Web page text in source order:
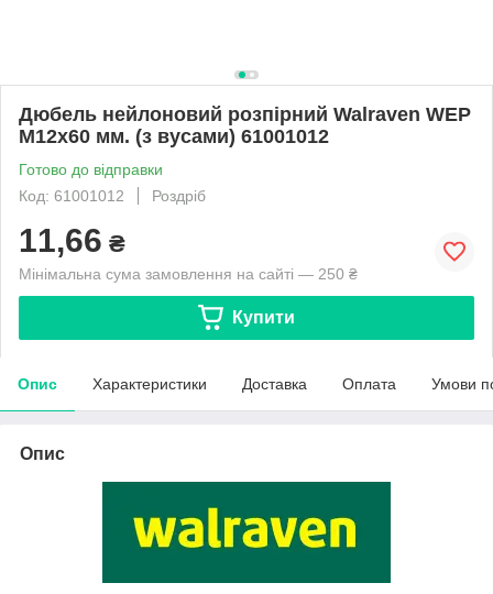
Дюбель нейлоновий розпірний Walraven WEP
M12x60 мм. (з вусами) 61001012
Готово до відправки
Код: 61001012
Роздріб
11,66 ₴
Мінімальна сума замовлення на сайті — 250 ₴
Купити
Опис Характеристики Доставка Оплата Умови
Опис